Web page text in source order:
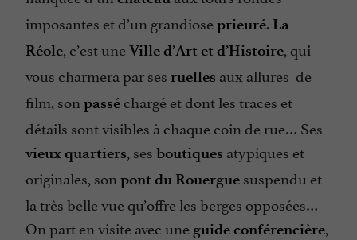
imposantes et d’un grandioseprieuré. La
Réole, c’est uneVille d’Art et d’Histoire, qui
vous charmera par ses ruelles aux allures de
film, son passé chargé et dont les traces et
détails sont visibles à chaque coin de rue… Ses
vieux quartiers, ses boutiques atypiques et
originales, son pont du Rouergue suspendu et
la très belle vue qu’offre les berges opposées…
On part en visite avec une guide conférencière,